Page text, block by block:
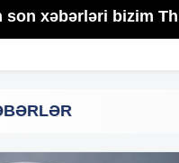
son xəbərləri bizim